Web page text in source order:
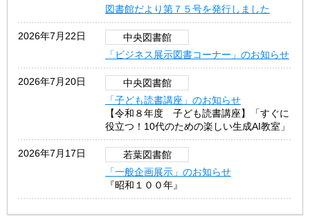
図書館だより第７５号を発行しました
2026年7月22日
中央図書館
「ビジネス展示図書コーナー」のお知らせ
2026年7月20日
中央図書館
「子ども読書講座」のお知らせ
【令和８年度 子ども読書講座】「すぐに
役立つ！10代のための楽しい生成AI教室」
2026年7月17日
若葉図書館
「一般企画展示」のお知らせ
『昭和１００年』